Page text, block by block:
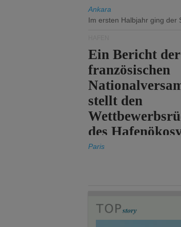
Ankara
Im ersten Halbjahr ging der
Ein Bericht der
französischen
stellt den
des
des Staates fest.
Paris